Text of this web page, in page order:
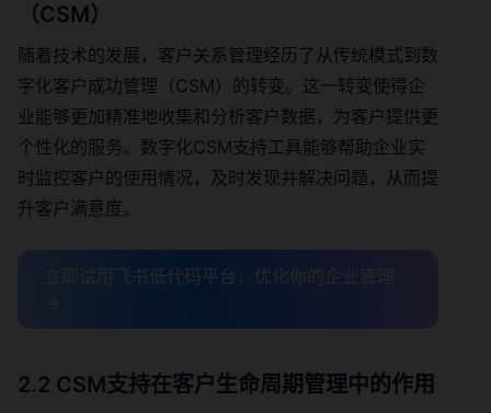
（CSM）
随着技术的发展，客户关系管理经历了从传统模式到数
字化客户成功管理（CSM）的转变。这一转变使得企
业能够更加精准地收集和分析客户数据，为客户提供更
个性化的服务。数字化CSM支持工具能够帮助企业实
时监控客户的使用情况，及时发现并解决问题，从而提
升客户满意度。
立即试用飞书低代码平台，优化你的企业管理
2.2 CSM支持在客户生命周期管理中的作用